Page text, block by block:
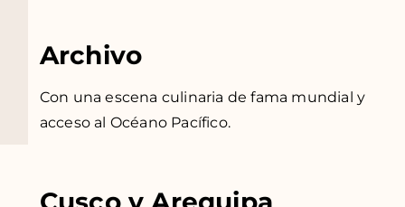
Archivo
Con una escena culinaria de fama mundial y
acceso al Océano Pacífico.